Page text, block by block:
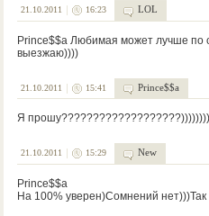
21.10.2011 16:23 LOL
Prince$$a Любимая может лучше по
выезжаю))))
21.10.2011 15:41 Prince$$a
Я
21.10.2011 15:29 New
Prince$$a
На 100% уверен)Сомнений